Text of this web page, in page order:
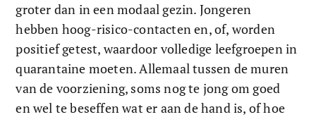
groter dan in een modaal gezin. Jongeren
hebben hoog-risico-contacten en, of, worden
positief getest, waardoor volledige leefgroepen in
quarantaine moeten. Allemaal tussen de muren
van de voorziening, soms nog te jong om goed
en wel te beseffen wat er aan de hand is, of hoe